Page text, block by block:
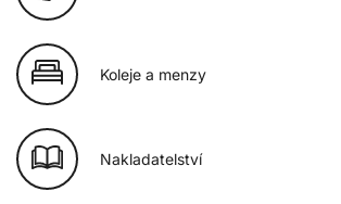
Koleje a menzy
Nakladatelství